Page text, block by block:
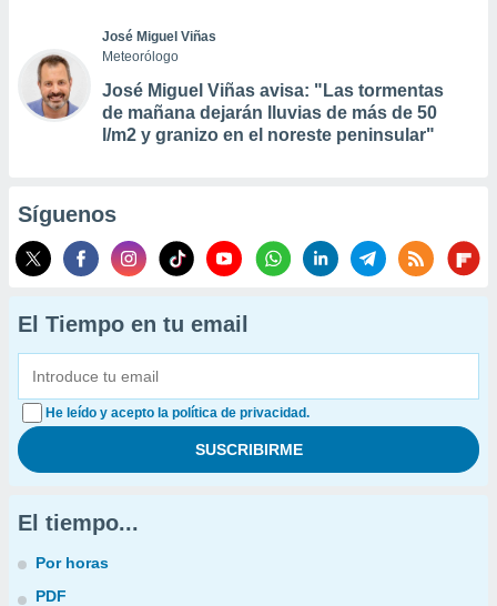
José Miguel Viñas
Meteorólogo
José Miguel Viñas avisa: "Las tormentas
de mañana dejarán lluvias de más de 50
l/m2 y granizo en el noreste peninsular"
Síguenos
El Tiempo en tu email
He leído y acepto la política de privacidad.
El tiempo...
Por horas
PDF